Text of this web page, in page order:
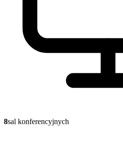
8sal konferencyjnych